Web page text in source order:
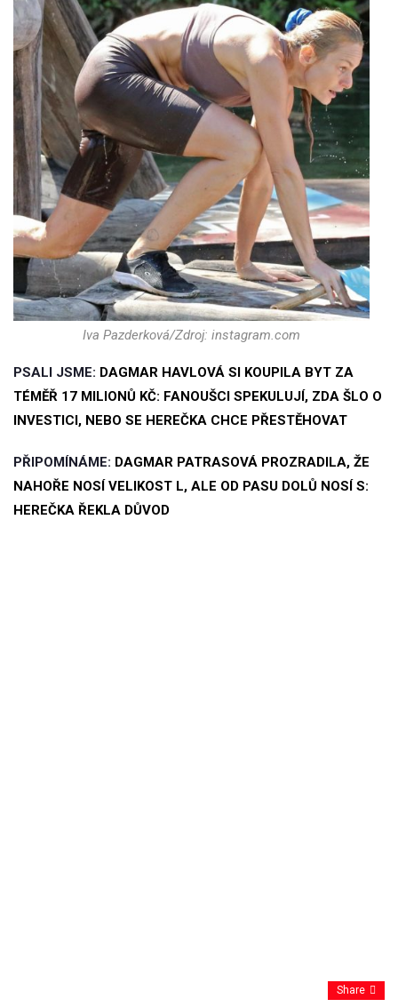
Iva Pazderková/Zdroj: instagram.com
PSALI JSME: DAGMAR HAVLOVÁ SI KOUPILA BYT ZA
TÉMĚŘ 17 MILIONŮ KČ: FANOUŠCI SPEKULUJÍ, ZDA ŠLO O
INVESTICI, NEBO SE HEREČKA CHCE PŘESTĚHOVAT
PŘIPOMÍNÁME: DAGMAR PATRASOVÁ PROZRADILA, ŽE
NAHOŘE NOSÍ VELIKOST L, ALE OD PASU DOLŮ NOSÍ S:
HEREČKA ŘEKLA DŮVOD
Share